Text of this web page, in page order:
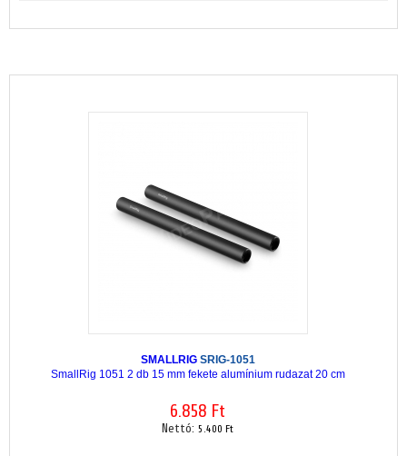
SMALLRIG SRIG-1051
SmallRig 1051 2 db 15 mm fekete alumínium rudazat 20 cm
6.858 Ft
Nettó: 5.400 Ft